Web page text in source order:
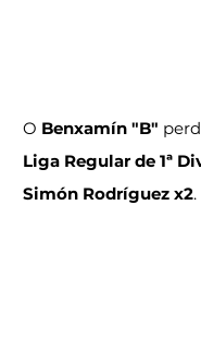
O Benxamín "B"
Liga Regular de 1ª
Simón Rodríguez x2